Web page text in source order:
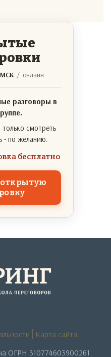
МСК / онлайн
разговоры в
смотреть
- по желанию.
бесплатно
Карта сайта
ОГРН 310774603900261